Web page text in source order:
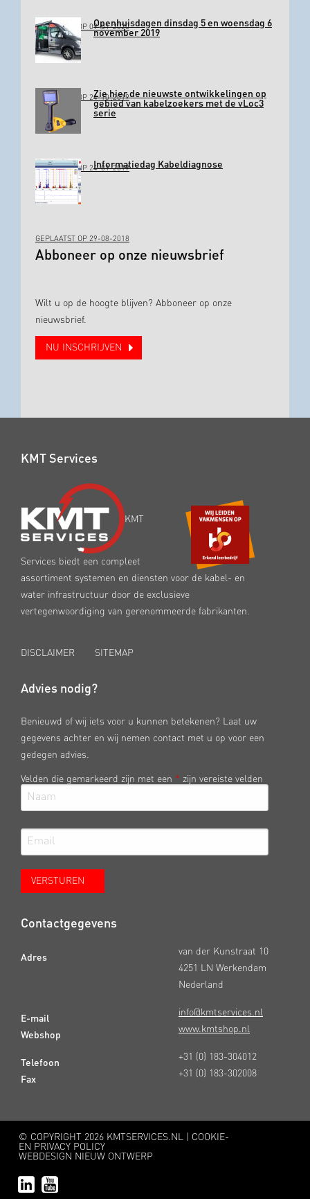
GEPLAATST OP 09-01-2020Openhuisdagen dinsdag 5 en woensdag 6
november 2019
GEPLAATST OP 24-10-2019Zie hier de nieuwste ontwikkelingen op
gebied van kabelzoekers met de vLoc3
serie
GEPLAATST OP 24-01-2019Informatiedag Kabeldiagnose
GEPLAATST OP 29-08-2018
Abboneer op onze nieuwsbrief
Wilt u op de hoogte blijven? Abboneer op onze
nieuwsbrief.
NU INSCHRIJVEN
KMT Services
KMT
Services biedt een compleet
assortiment systemen en diensten voor de kabel- en
water infrastructuur door de exclusieve
vertegenwoordiging van gerenommeerde fabrikanten.
DISCLAIMER SITEMAP
Advies nodig?
Benieuwd of wij iets voor u kunnen betekenen? Laat uw
gegevens achter en wij nemen contact met u op voor een
gedegen advies.
Velden die gemarkeerd zijn met een * zijn vereiste velden
Contactgegevens
Adres
E-mail
Webshop
Telefoon
Fax
van der Kunstraat 10
4251 LN Werkendam
Nederland
info@kmtservices.nl
www.kmtshop.nl
+31 (0) 183-304012
+31 (0) 183-302008
© COPYRIGHT 2026 KMTSERVICES.NL | COOKIE-
EN PRIVACY POLICY
WEBDESIGN NIEUW ONTWERP